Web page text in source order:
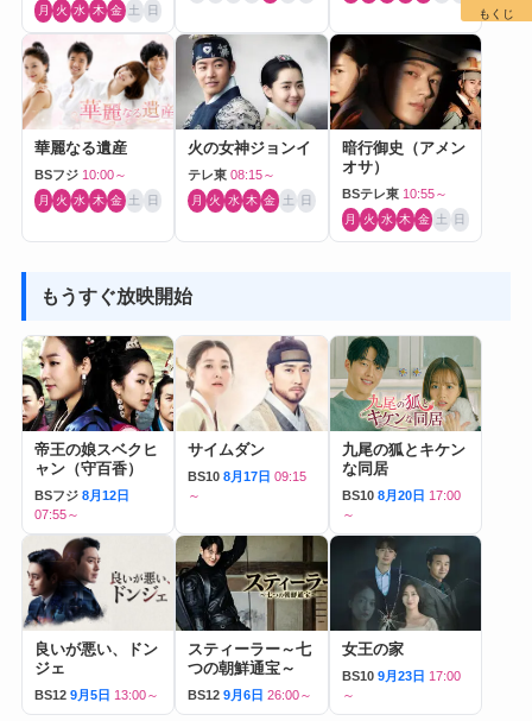
月 火 水 木 金 土 日
華麗なる遺産
BSフジ 10:00～
月 火 水 木 金 土 日
火の女神ジョンイ
テレ東 08:15～
月 火 水 木 金 土 日
暗行御史（アメン
オサ）
BSテレ東 10:55～
月 火 水 木 金 土 日
もうすぐ放映開始
帝王の娘スベクヒ
ャン（守百香）
BSフジ 8月12日
07:55～
サイムダン
BS10 8月17日 09:15
～
九尾の狐とキケン
な同居
BS10 8月20日 17:00
～
良いが悪い、ドン
ジェ
BS12 9月5日 13:00～
スティーラー～七
つの朝鮮通宝～
BS12 9月6日 26:00～
女王の家
BS10 9月23日 17:00
～
もくじ